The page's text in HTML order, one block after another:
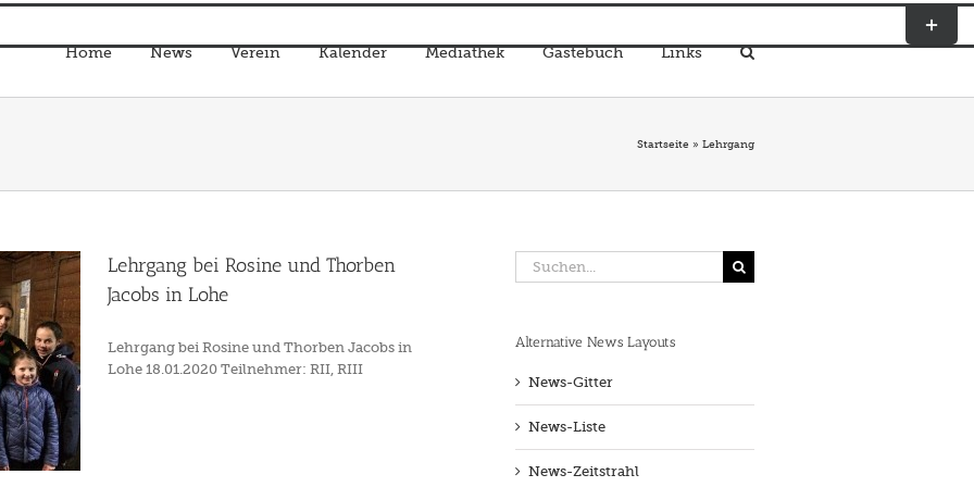
Home News Verein Kalender Mediathek Gästebuch Links
Startseite » Lehrgang
Lehrgang bei Rosine und Thorben
Jacobs in Lohe
Lehrgang bei Rosine und Thorben Jacobs in
Lohe 18.01.2020 Teilnehmer: RII, RIII
Suche
nach:
Alternative News Layouts
News-Gitter
News-Liste
News-Zeitstrahl
Toggle
Sliding